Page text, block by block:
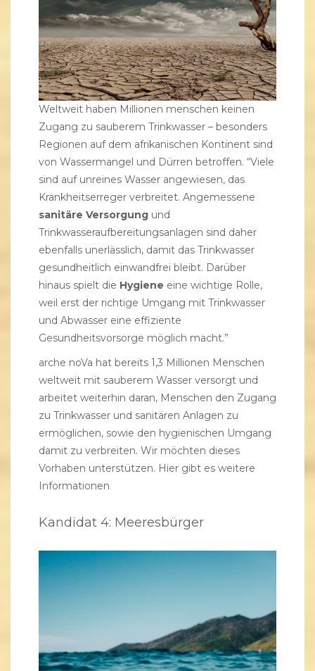
Weltweit haben Millionen menschen keinen
Zugang zu sauberem Trinkwasser – besonders
Regionen auf dem afrikanischen Kontinent sind
von Wassermangel und Dürren betroffen. “Viele
sind auf unreines Wasser angewiesen, das
Krankheitserreger verbreitet. Angemessene
sanitäre Versorgung und
Trinkwasseraufbereitungsanlagen sind daher
ebenfalls unerlässlich, damit das Trinkwasser
gesundheitlich einwandfrei bleibt. Darüber
hinaus spielt die Hygiene eine wichtige Rolle,
weil erst der richtige Umgang mit Trinkwasser
und Abwasser eine effiziente
Gesundheitsvorsorge möglich macht.”
arche noVa hat bereits 1,3 Millionen Menschen
weltweit mit sauberem Wasser versorgt und
arbeitet weiterhin daran, Menschen den Zugang
zu Trinkwasser und sanitären Anlagen zu
ermöglichen, sowie den hygienischen Umgang
damit zu verbreiten. Wir möchten dieses
Vorhaben unterstützen. Hier gibt es weitere
Informationen
Kandidat 4: Meeresbürger